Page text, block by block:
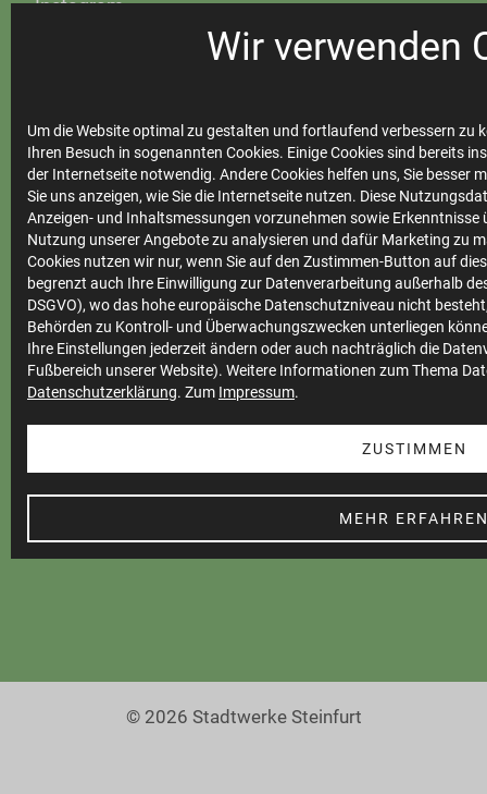
Wir verwenden
Um die Website optimal zu gestalten und fortlaufend verbessern
Ihren Besuch in sogenannten Cookies. Einige Cookies sind bereits
der Internetseite notwendig. Andere Cookies helfen uns, Sie besser
Sie uns anzeigen, wie Sie die Internetseite nutzen. Diese
Anzeigen- und Inhaltsmessungen vorzunehmen sowie Erkenntnisse
Nutzung unserer Angebote zu analysieren und dafür Marketing zu
Cookies nutzen wir nur, wenn Sie auf den Zustimmen-Button auf
begrenzt auch Ihre Einwilligung zur Datenverarbeitung außerhalb
DSGVO), wo das hohe europäische Datenschutzniveau nicht
Behörden zu Kontroll- und Überwachungszwecken unterliegen
Ihre Einstellungen jederzeit ändern oder auch nachträglich die
Fußbereich unserer Website). Weitere Informationen zum Thema
Datenschutzerklärung. Zum Impressum.
ZUSTIMMEN
MEHR
Instagram
Ihre
Stadtwerke
Marktkommunikation
Vertrieb
Impressum
Datenschutz
Teilnahmebedingungen
Cookie Einstellungen
© 2026 Stadtwerke Steinfurt